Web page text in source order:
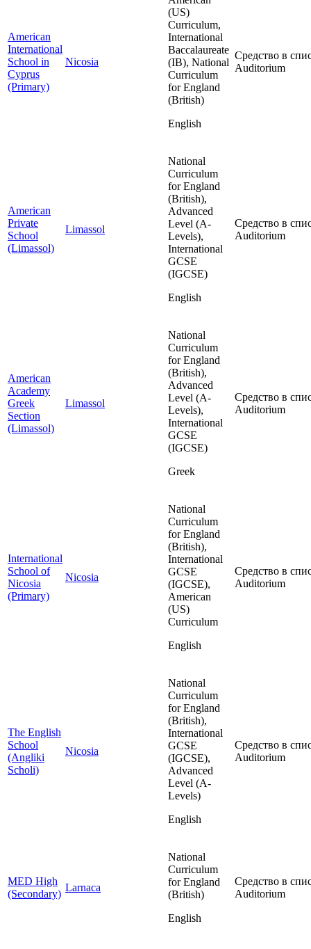
American
International
School in
Cyprus
(Primary)
Nicosia
(US)
Curriculum,
International
Baccalaureate
(IB), National
Curriculum
for England
(British)
English
Средство в
Auditorium
American
Private
School
(Limassol)
Limassol
National
Curriculum
for England
(British),
Advanced
Level (A-
Levels),
International
GCSE
(IGCSE)
English
Средство в
Auditorium
American
Academy
Greek
Section
(Limassol)
Limassol
National
Curriculum
for England
(British),
Advanced
Level (A-
Levels),
International
GCSE
(IGCSE)
Greek
Средство в
Auditorium
International
School of
Nicosia
(Primary)
Nicosia
National
Curriculum
for England
(British),
International
GCSE
(IGCSE),
American
(US)
Curriculum
English
Средство в
Auditorium
The English
School
(Angliki
Scholi)
Nicosia
National
Curriculum
for England
(British),
International
GCSE
(IGCSE),
Advanced
Level (A-
Levels)
English
Средство в
Auditorium
MED High
(Secondary)
Larnaca
National
Curriculum
for England
(British)
English
Средство в
Auditorium